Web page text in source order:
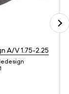
A/V 1.75-2.25